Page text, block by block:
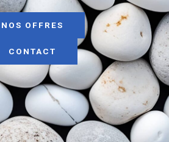
NOS OFFRES
CONTACT